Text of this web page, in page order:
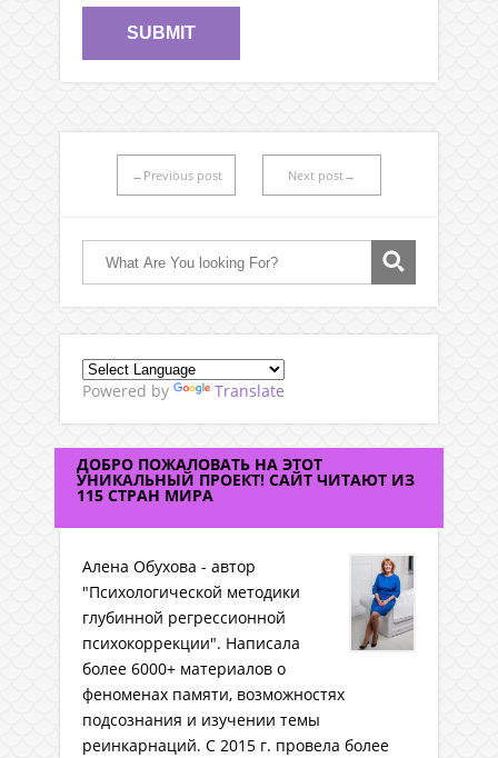
←Previous post Next post→
Powered by Translate
ДОБРО ПОЖАЛОВАТЬ НА ЭТОТ
УНИКАЛЬНЫЙ ПРОЕКТ! САЙТ ЧИТАЮТ ИЗ
115 СТРАН МИРА
Алена Обухова - автор
"Психологической методики
глубинной регрессионной
психокоррекции". Написала
более 6000+ материалов о
феноменах памяти, возможностях
подсознания и изучении темы
реинкарнаций. C 2015 г. провела более